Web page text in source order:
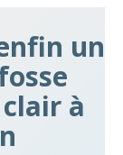
un
à